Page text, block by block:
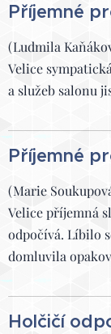
Příjemné
(Ludmila
Velice
a služeb salonu
Příjemné
(Marie
Velice příjemná
odpočívá. Líbilo
domluvila
Holčičí